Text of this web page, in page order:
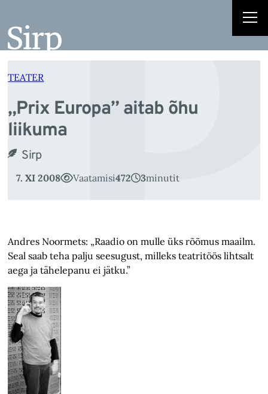
juurde
TEATER
„Prix Europa” aitab õhu
liikuma
Sirp
7. XI 2008 Vaatamisi472 3minutit
Andres Noormets: „Raadio on mulle üks rõõmus maailm.
Seal saab teha palju seesugust, milleks teatritöös lihtsalt
aega ja tähelepanu ei jätku.”